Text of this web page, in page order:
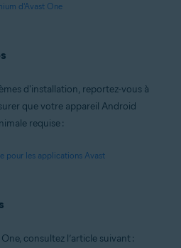
d'Avast One
d'installation, reportez-vous à
que votre appareil Android
requise :
pour les applications Avast
consultez l’article suivant :